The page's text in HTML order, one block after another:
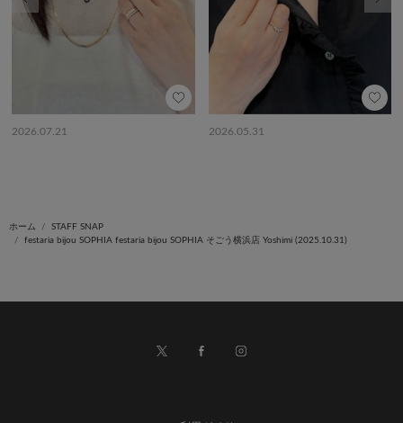
2026.07.21 2026.05.31
ホーム
STAFF SNAP
festaria bijou SOPHIA festaria bijou SOPHIA そごう横浜店 Yoshimi (2025.10.31)